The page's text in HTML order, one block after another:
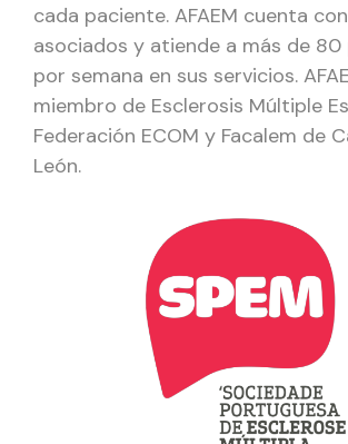
cada paciente. AFAEM cuenta
asociados y atiende a más de 80
por semana en sus servicios.
miembro de Esclerosis Múltiple
Federación ECOM y Facalem de
León.